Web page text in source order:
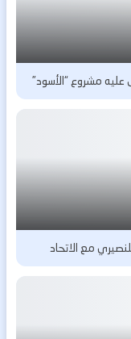
مشروع “الأسود”
مع الاتحاد